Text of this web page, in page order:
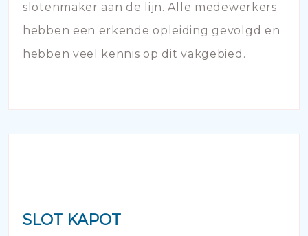
slotenmaker aan de lijn. Alle medewerkers
hebben een erkende opleiding gevolgd en
hebben veel kennis op dit vakgebied.
SLOT KAPOT